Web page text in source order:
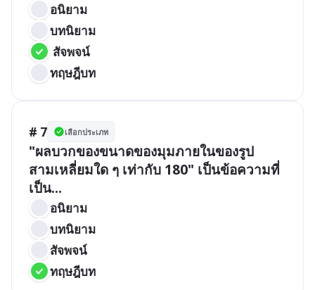
อนิยาม
บทนิยาม
สัจพจน์
ทฤษฎีบท
# 7 เลือกประเภท
"ผลบวกของขนาดของมุมภายในของรูป
สามเหลี่ยมใด ๆ เท่ากับ 180" เป็นข้อความที่
เป็น...
อนิยาม
บทนิยาม
สัจพจน์
ทฤษฎีบท